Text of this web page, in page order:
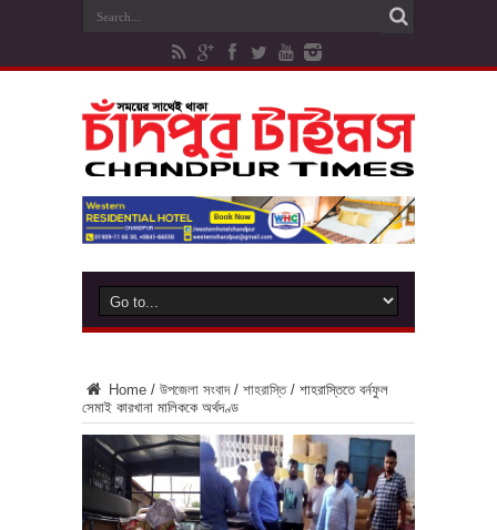
Home / উপজেলা সংবাদ / শাহরাস্তি / শাহরাস্তিতে বর্নফুল
সেমাই কারখানা মালিককে অর্থদণ্ড